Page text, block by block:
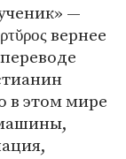
—
вернее
в этом мире